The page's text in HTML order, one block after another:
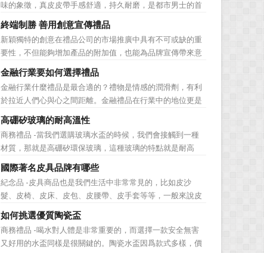
情，需要做好持...
味的象徵，真皮皮帶手感舒適，持久耐磨，是都市男士的首
選。當你還在髮愁老爸生日禮物送什麼的時候，一款真皮皮
帶就是非常不錯的選擇。但是真皮皮帶如果疏於保養，也會
黯然失色，出現裂痕和破損的痕跡，今天小編就爲大家分享
真皮皮帶的注意事項...
終端制勝 善用創意宣傳禮品
新穎獨特的創意在禮品公司的市場推廣中具有不可或缺的重
要性，不但能夠增加產品的附加值，也能為品牌宣傳帶來意
想不到的促進作用。禮品公司如果能夠巧妙運用這些獨具創
意的宣傳禮品來提升宣傳技巧，在終端推廣中將更具競爭
力。 打火機、煙灰缸、鑰匙鏈、毛巾……當今市場上的
宣傳品幾乎是司空...
金融行業要如何選擇禮品
金融行業什麼禮品是最合適的？禮物是情感的潤滑劑，有利
於拉近人們心與心之間距離。金融禮品在行業中的地位更是
不容忽視，因為禮品即是企業形象的象徵，又是企業地位的
彰顯，同時對收禮人來說，一份禮物的永恆意義是語言難以
企及的。難怪有人曾說：再省也不能省禮物，再窮也不能窮
送禮。但是，禮品選擇...
高硼矽玻璃的耐高溫性
商務禮品 -當我們選購玻璃水盃的時候，我們會接觸到一種
材質，那就是高硼矽環保玻璃，這種玻璃的特點就是耐高
溫，那麼這個耐高溫的溫度限製和準確的含義是什麼呢?禮品
紅的小編給大家總結如下。 耐熱玻璃【Heat-resistant
glass】是指含有耐熱性強的硼酸﹑矽酸成分,能夠...
國際著名皮具品牌有哪些
紀念品 -皮具商品也是我們生活中非常常見的，比如皮沙
髮、皮椅、皮床、皮包、皮腰帶、皮手套等等，一般來說皮
具具備細膩的手感和自然的色澤度，所以深受消費者的青
睞。國際著名皮具品牌有哪些?下麵就一起來了解一下吧!
國際著名皮具品牌： 1、路易·威登(LV) 創立於
1...
如何挑選優質陶瓷盃
商務禮品 -喝水對人體是非常重要的，而選擇一款安全無害
又好用的水盃同樣是很關鍵的。陶瓷水盃因爲款式多樣，價